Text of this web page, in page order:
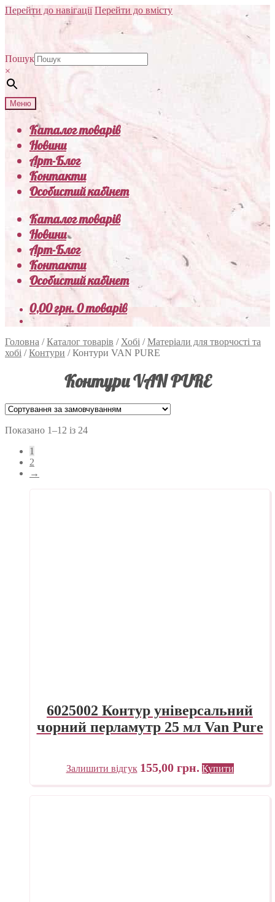
Перейти до навігації Перейти до вмісту
Пошук
×
Меню
Каталог товарів
Новини
Арт-Блог
Контакти
Особистий кабінет
Каталог товарів
Новини
Арт-Блог
Контакти
Особистий кабінет
0,00грн.0 товарів
Головна /Каталог товарів / Хобі /Матеріали для творчості та
хобі /Контури /Контури VAN PURE
Контури VAN PURE
Показано 1–12 із 24
1
2
→
6025002 Контур універсальний
чорний перламутр 25 мл Van Pure
Залишити відгук 155,00 грн. Купити